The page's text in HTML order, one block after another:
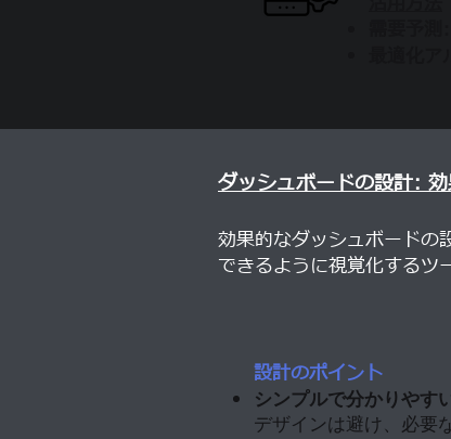
ダッシュボードの設計:
効果的なダッシュボードの
できるように視覚化するツ
設計のポイント
シンプルで分かりやす
デザインは避け、必要